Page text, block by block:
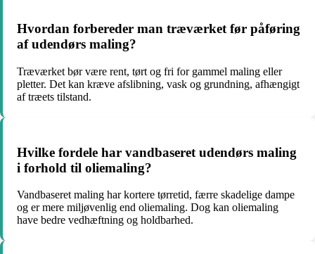
Hvordan forbereder man træværket før påføring
af udendørs maling?
Træværket bør være rent, tørt og fri for gammel maling eller
pletter. Det kan kræve afslibning, vask og grundning, afhængigt
af træets tilstand.
Hvilke fordele har vandbaseret udendørs maling
i forhold til oliemaling?
Vandbaseret maling har kortere tørretid, færre skadelige dampe
og er mere miljøvenlig end oliemaling. Dog kan oliemaling
have bedre vedhæftning og holdbarhed.